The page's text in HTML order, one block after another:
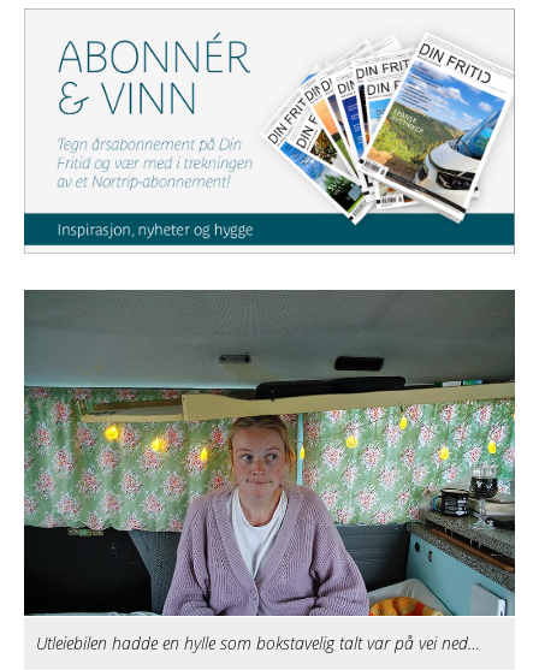
Utleiebilen hadde en hylle som bokstavelig talt var på vei ned…